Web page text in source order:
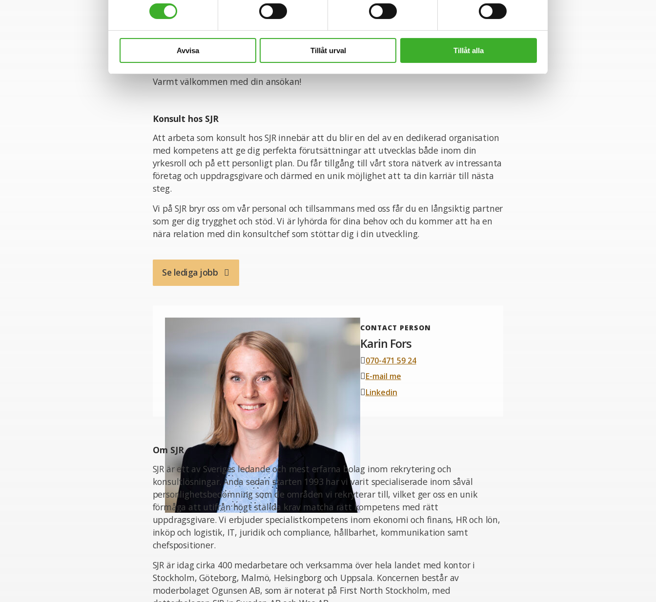
Avvisa Tillåt urval Tillåt alla
Ansökan
Vi frågor är du välkommen att kontakta ansvarig rekryterare Liina Fagerberg på 0766-
002250. Vi intervjuar löpande och tjänsten kan komma att tillsättas innan
ansökningstiden har gått ut.
Varmt välkommen med din ansökan!
Konsult hos SJR
Att arbeta som konsult hos SJR innebär att du blir en del av en dedikerad organisation
med kompetens att ge dig perfekta förutsättningar att utvecklas både inom din
yrkesroll och på ett personligt plan. Du får tillgång till vårt stora nätverk av intressanta
företag och uppdragsgivare och därmed en unik möjlighet att ta din karriär till nästa
steg.
Vi på SJR bryr oss om vår personal och tillsammans med oss får du en långsiktig partner
som ger dig trygghet och stöd. Vi är lyhörda för dina behov och du kommer att ha en
nära relation med din konsultchef som stöttar dig i din utveckling.
Se lediga jobb
CONTACT PERSON
Karin Fors
070-471 59 24
E-mail me
Linkedin
Om SJR
SJR är ett av Sveriges ledande och mest erfarna bolag inom rekrytering och
konsultlösningar. Ända sedan starten 1993 har vi varit specialiserade inom såväl
personlighetsbedömning som de områden vi rekryterar till, vilket ger oss en unik
förmåga att utifrån högt ställda krav matcha rätt kompetens med rätt
uppdragsgivare. Vi erbjuder specialistkompetens inom ekonomi och finans, HR och lön,
inköp och logistik, IT, juridik och compliance, hållbarhet, kommunikation samt
chefspositioner.
SJR är idag cirka 400 medarbetare och verksamma över hela landet med kontor i
Stockholm, Göteborg, Malmö, Helsingborg och Uppsala. Koncernen består av
moderbolaget Ogunsen AB, som är noterat på First North Stockholm, med